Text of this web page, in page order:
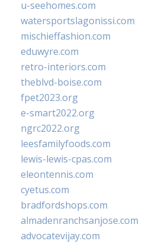
u-seehomes.com
watersportslagonissi.com
mischieffashion.com
eduwyre.com
retro-interiors.com
theblvd-boise.com
fpet2023.org
e-smart2022.org
ngrc2022.org
leesfamilyfoods.com
lewis-lewis-cpas.com
eleontennis.com
cyetus.com
bradfordshops.com
almadenranchsanjose.com
advocatevijay.com